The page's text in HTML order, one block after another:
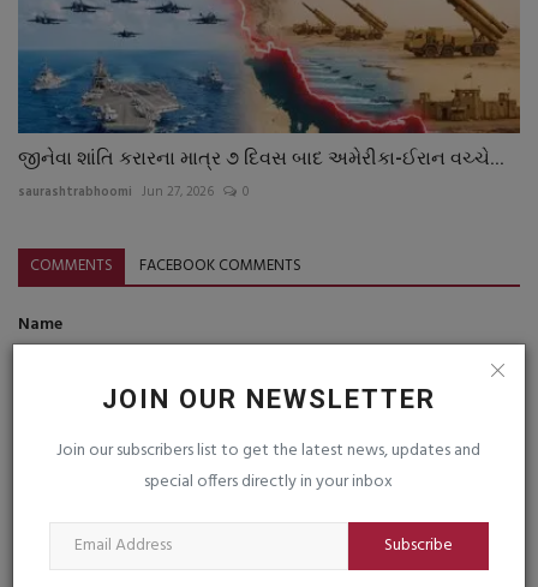
JOIN OUR NEWSLETTER
Join our subscribers list to get the latest news, updates and
special offers directly in your inbox
Subscribe
જીનેવા શાંતિ કરારના માત્ર ૭ દિવસ બાદ અમેરીકા-ઈરાન વચ્ચે...
saurashtrabhoomi Jun 27, 2026 0
COMMENTS FACEBOOK COMMENTS
Name
Comment